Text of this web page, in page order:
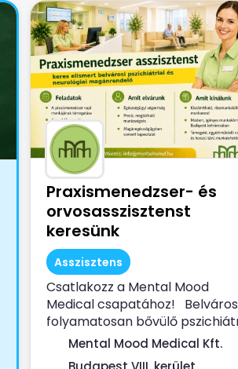
Praxismenedzser- és
orvosasszisztenst
keresünk
Asszisztens
Csatlakozz a Mental Mood
Medical csapatához!
folyamatosan bővülő
Mental Mood Medical Kft.